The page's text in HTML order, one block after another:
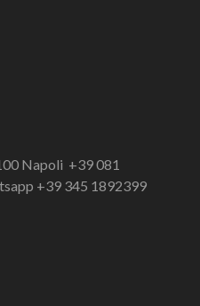
Napoli +39 081
+39 345 1892399